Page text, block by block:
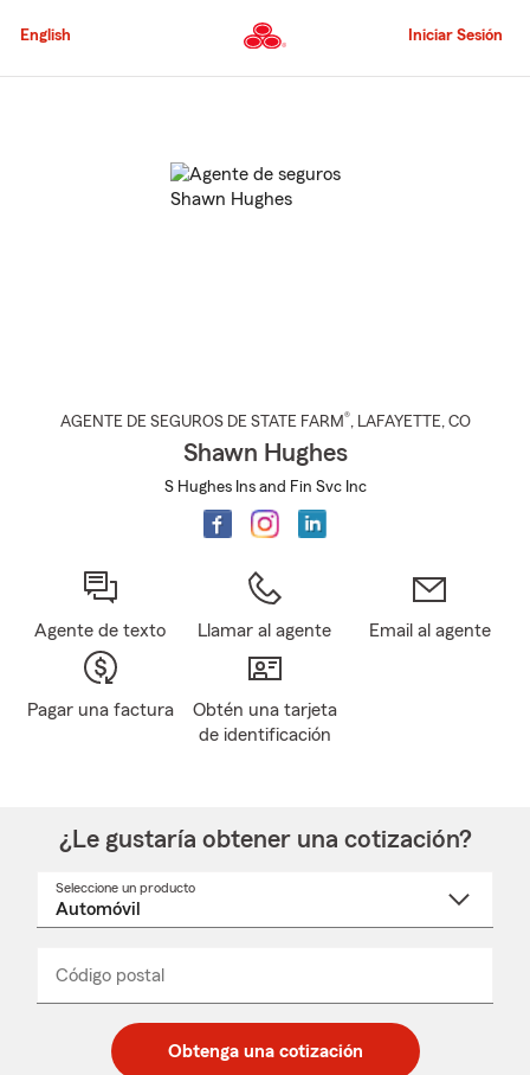
al
principal
English Iniciar Sesión
AGENTE DE SEGUROS DE STATE FARM®, LAFAYETTE, CO
Shawn Hughes
S Hughes Ins and Fin Svc Inc
Agente de texto Llamar al agente Email al agente
Pagar una factura
Obtén una tarjeta
de identificación
¿Le gustaría obtener una cotización?
Seleccione un producto
desplegable
Código postal
de
de
_____
Obtenga una cotización